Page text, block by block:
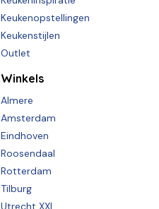
Keukenopstellingen
Keukenstijlen
Outlet
Winkels
Almere
Amsterdam
Eindhoven
Roosendaal
Rotterdam
Tilburg
Utrecht XXL